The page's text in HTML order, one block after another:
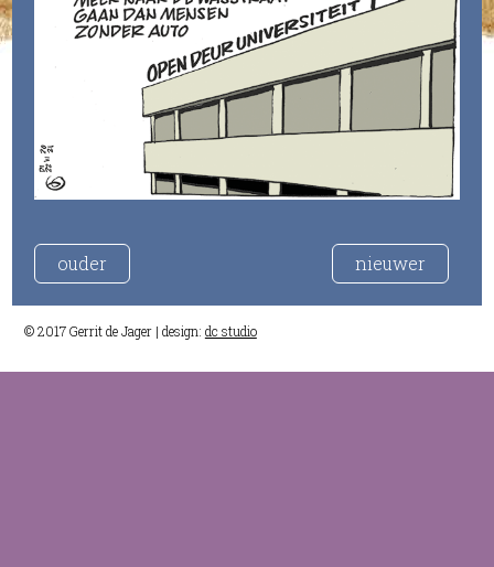
ouder nieuwer
© 2017 Gerrit de Jager | design: dc studio